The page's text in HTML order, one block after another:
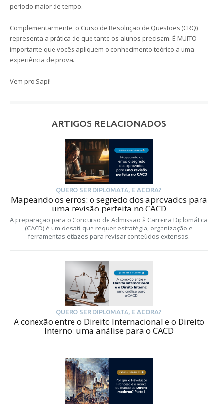
período maior de tempo.
Complementarmente, o Curso de Resolução de Questões (CRQ)
representa a prática de que tanto os alunos precisam. É MUITO
importante que vocês apliquem o conhecimento teórico a uma
experiência de prova.
Vem pro Sapi!
ARTIGOS RELACIONADOS
QUERO SER DIPLOMATA, E AGORA?
Mapeando os erros: o segredo dos aprovados para
uma revisão perfeita no CACD
A preparação para o Concurso de Admissão à Carreira Diplomática
(CACD) é um desafio que requer estratégia, organização e
ferramentas eficazes para revisar conteúdos extensos.
QUERO SER DIPLOMATA, E AGORA?
A conexão entre o Direito Internacional e o Direito
Interno: uma análise para o CACD